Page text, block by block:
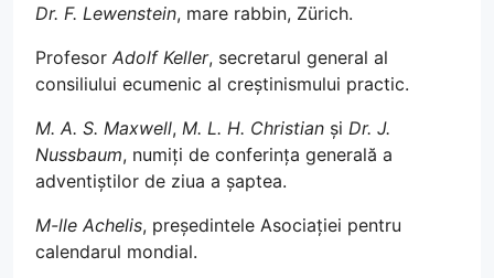
Dr. F. Lewenstein, mare rabbin, Zürich.
Profesor Adolf Keller, secretarul general al
consiliului ecumenic al creștinismului practic.
M. A. S. Maxwell, M. L. H. Christian și Dr. J.
Nussbaum, numiți de conferința generală a
adventiștilor de ziua a șaptea.
M-lle Achelis, președintele Asociației pentru
calendarul mondial.